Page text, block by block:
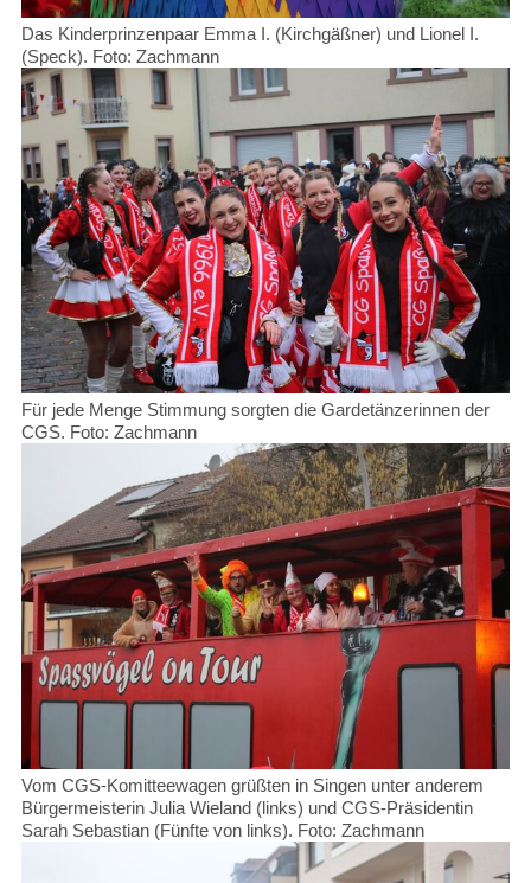
Das Kinderprinzenpaar Emma I. (Kirchgäßner) und Lionel I.
(Speck). Foto: Zachmann
Für jede Menge Stimmung sorgten die Gardetänzerinnen der
CGS. Foto: Zachmann
Vom CGS-Komitteewagen grüßten in Singen unter anderem
Bürgermeisterin Julia Wieland (links) und CGS-Präsidentin
Sarah Sebastian (Fünfte von links). Foto: Zachmann